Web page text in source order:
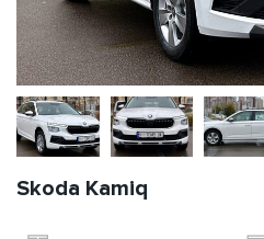
Skoda Kamiq